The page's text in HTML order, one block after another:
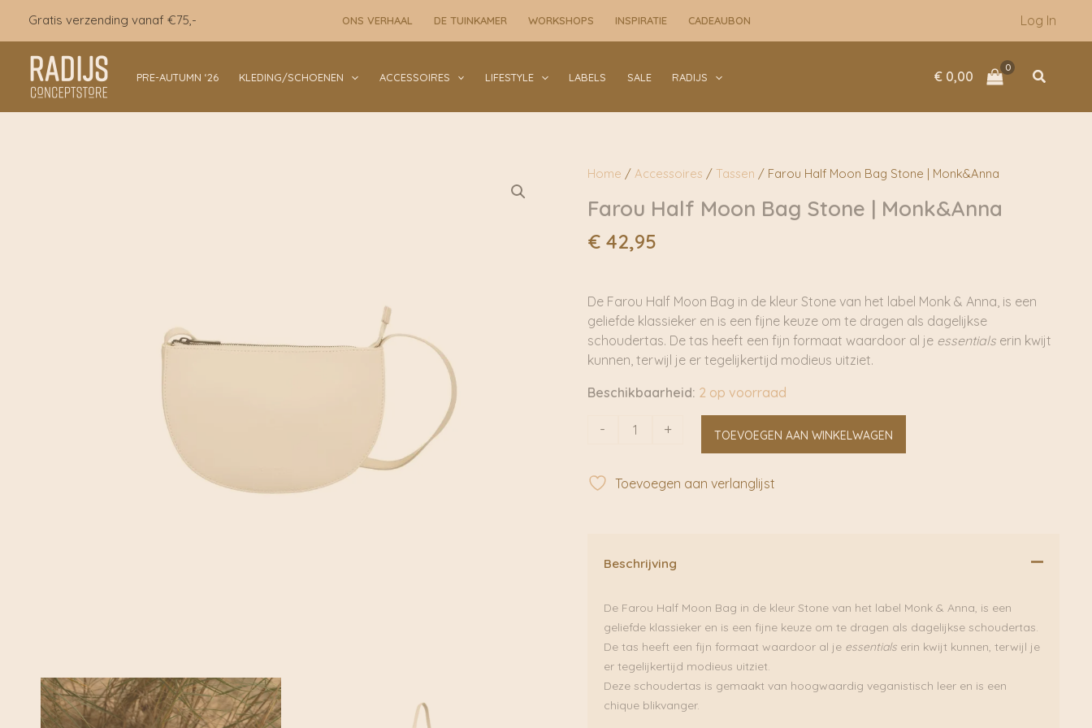
inhoud
Gratis verzending vanaf €75,- ONS VERHAAL DE TUINKAMER WORKSHOPS INSPIRATIE CADEAUBON Log In
PRE-AUTUMN ‘26 KLEDING/SCHOENEN ACCESSOIRES LIFESTYLE LABELS SALE RADIJS € 0,00 Zoeken
Home / Accessoires / Tassen / Farou Half Moon Bag Stone | Monk&Anna
Farou Half Moon Bag Stone | Monk&Anna
€42,95
De Farou Half Moon Bag in de kleur Stone van het label Monk & Anna, is een
geliefde klassieker en is een fijne keuze om te dragen als dagelijkse
schoudertas. De tas heeft een fijn formaat waardoor al je essentialserin kwijt
kunnen, terwijl je er tegelijkertijd modieus uitziet.
Beschikbaarheid: 2 op voorraad
-
Bag
aantal
+ TOEVOEGEN AAN WINKELWAGEN
Toevoegen aan verlanglijst
Beschrijving
De Farou Half Moon Bag in de kleur Stone van het label Monk & Anna, is een
geliefde klassieker en is een fijne keuze om te dragen als dagelijkse schoudertas.
De tas heeft een fijn formaat waardoor al je essentialserin kwijt kunnen, terwijl je
er tegelijkertijd modieus uitziet.
Deze schoudertas is gemaakt van hoogwaardig veganistisch leer en is een
chique blikvanger.
Bag
Stone
Monk&Anna